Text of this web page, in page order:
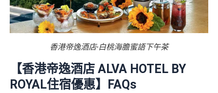
香港帝逸酒店-白桃海膽蜜語下午茶
【香港帝逸酒店 ALVA HOTEL BY
ROYAL住宿優惠】FAQs